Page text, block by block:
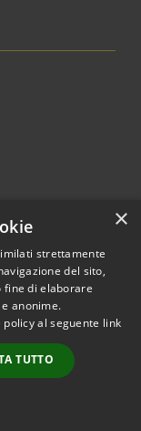
© 2026 • Comune di
• Powered by
•
Accesso
redazione
×
strettamente
del sito,
fine di elaborare
anonime.
al seguente link
TUTTO